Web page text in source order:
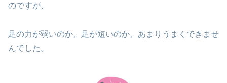
のですが、
足の力が弱いのか、足が短いのか、あまりうまくできませ
んでした。